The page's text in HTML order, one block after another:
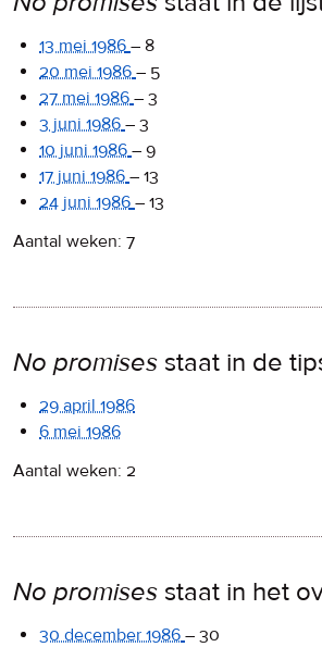
13 mei 1986 – 8
20 mei 1986 – 5
27 mei 1986 – 3
3 juni 1986 – 3
10 juni 1986 – 9
17 juni 1986 – 13
24 juni 1986 – 13
Aantal weken: 7
No promises staat in de
29 april 1986
6 mei 1986
Aantal weken: 2
No promises staat in het
30 december 1986 – 30